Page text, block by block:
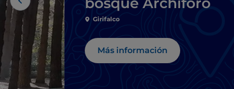
Girifalco
Más información